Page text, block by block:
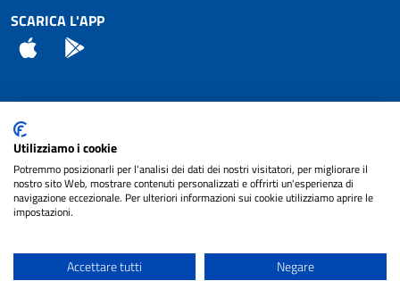
SCARICA L'APP
App Store
Attuazione Misure PNRR
Piano di miglioramento del sito
Note legali
cura diNET SMART
Utilizziamo i cookie
Potremmo posizionarli per l'analisi dei dati dei nostri visitatori, per migliorare il
nostro sito Web, mostrare contenuti personalizzati e offrirti un'esperienza di
navigazione eccezionale. Per ulteriori informazioni sui cookie utilizziamo aprire le
impostazioni.
Accettare tutti Negare